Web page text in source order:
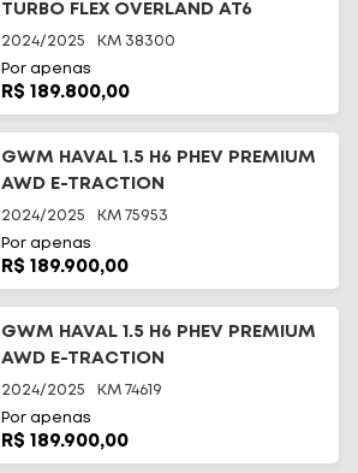
TURBO FLEX OVERLAND AT6
2024/2025 KM 38300
Por apenas
R$ 189.800,00
GWM HAVAL 1.5 H6 PHEV PREMIUM
AWD E-TRACTION
2024/2025 KM 75953
Por apenas
R$ 189.900,00
GWM HAVAL 1.5 H6 PHEV PREMIUM
AWD E-TRACTION
2024/2025 KM 74619
Por apenas
R$ 189.900,00